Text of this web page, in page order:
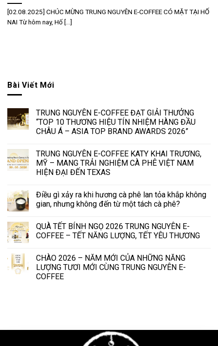
[02.08.2025] CHÚC MỪNG TRUNG NGUYÊN E-COFFEE CÓ MẶT TẠI HỐ
NAI Từ hôm nay, Hố [...]
Bài Viết Mới
TRUNG NGUYÊN E-COFFEE ĐẠT GIẢI THƯỞNG
“TOP 10 THƯƠNG HIỆU TÍN NHIỆM HÀNG ĐẦU
CHÂU Á – ASIA TOP BRAND AWARDS 2026”
TRUNG NGUYÊN E-COFFEE KATY KHAI TRƯƠNG,
MỸ – MANG TRẢI NGHIỆM CÀ PHÊ VIỆT NAM
HIỆN ĐẠI ĐẾN TEXAS
Điều gì xảy ra khi hương cà phê lan tỏa khắp không
gian, nhưng không đến từ một tách cà phê?
QUÀ TẾT BÍNH NGỌ 2026 TRUNG NGUYÊN E-
COFFEE – TẾT NĂNG LƯỢNG, TẾT YÊU THƯƠNG
CHÀO 2026 – NĂM MỚI CỦA NHỮNG NĂNG
LƯỢNG TƯƠI MỚI CÙNG TRUNG NGUYÊN E-
COFFEE